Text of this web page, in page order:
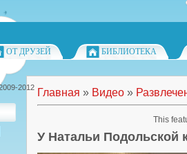
ОТ ДРУЗЕЙ
БИБЛИОТЕКА
Главная » Видео »
У Натальи Подольской
2012
This